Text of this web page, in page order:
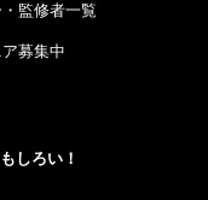
監修者一覧
募集中
しろい！